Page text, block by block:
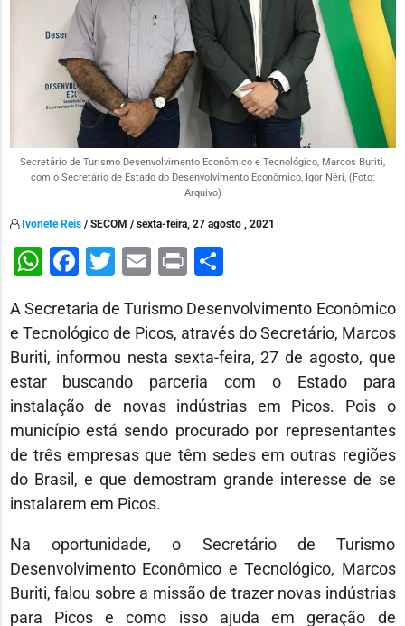
Secretário de Turismo Desenvolvimento Econômico e Tecnológico, Marcos Buriti,
com o Secretário de Estado do Desenvolvimento Econômico, Igor Néri, (Foto:
Arquivo)
Ivonete Reis/ SECOM / sexta-feira, 27 agosto , 2021
WhatsApp
Facebook
Twitter
EmailPrint
A Secretaria de Turismo Desenvolvimento Econômico
e Tecnológico de Picos, através do Secretário, Marcos
Buriti, informou nesta sexta-feira, 27 de agosto, que
estar buscando parceria com o Estado para
instalação de novas indústrias em Picos. Pois o
município está sendo procurado por representantes
de três empresas que têm sedes em outras regiões
do Brasil, e que demostram grande interesse de se
instalarem em Picos.
Na oportunidade, o Secretário de Turismo
Desenvolvimento Econômico e Tecnológico, Marcos
Buriti, falou sobre a missão de trazer novas indústrias
para Picos e como isso ajuda em geração de